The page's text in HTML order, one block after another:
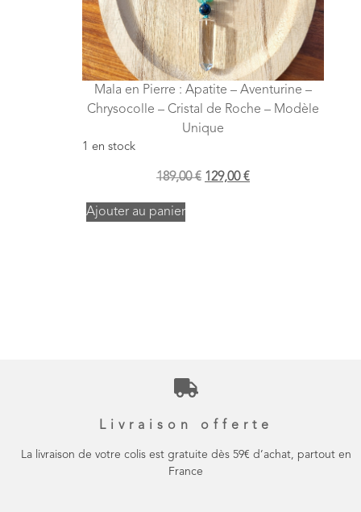
Mala en Pierre : Apatite – Aventurine –
Chrysocolle – Cristal de Roche – Modèle
Unique
1 en stock
189,00€ 129,00€
Ajouter au panier
Livraison offerte
La livraison de votre colis est gratuite dès 59€ d’achat, partout en
France